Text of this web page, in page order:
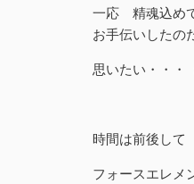
一応 精魂込め
お手伝いしたの
思いたい・・・
時間は前後して
フォースエレ